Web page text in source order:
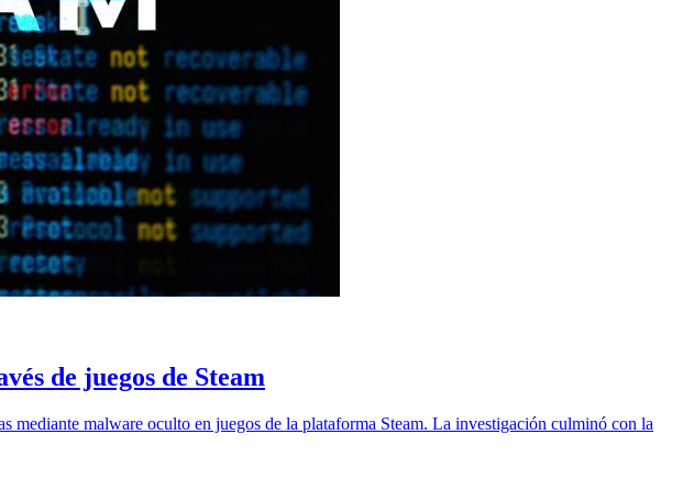
de juegos de Steam
mediante malware oculto en juegos de la plataforma Steam. La investigación culminó con la